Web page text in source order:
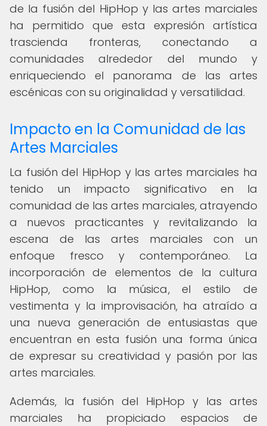
de la fusión del HipHop y las artes marciales
ha permitido que esta expresión artística
trascienda fronteras, conectando a
comunidades alrededor del mundo y
enriqueciendo el panorama de las artes
escénicas con su originalidad y versatilidad.
Impacto en la Comunidad de las
Artes Marciales
La fusión del HipHop y las artes marciales ha
tenido un impacto significativo en la
comunidad de las artes marciales, atrayendo
a nuevos practicantes y revitalizando la
escena de las artes marciales con un
enfoque fresco y contemporáneo. La
incorporación de elementos de la cultura
HipHop, como la música, el estilo de
vestimenta y la improvisación, ha atraído a
una nueva generación de entusiastas que
encuentran en esta fusión una forma única
de expresar su creatividad y pasión por las
artes marciales.
Además, la fusión del HipHop y las artes
marciales ha propiciado espacios de